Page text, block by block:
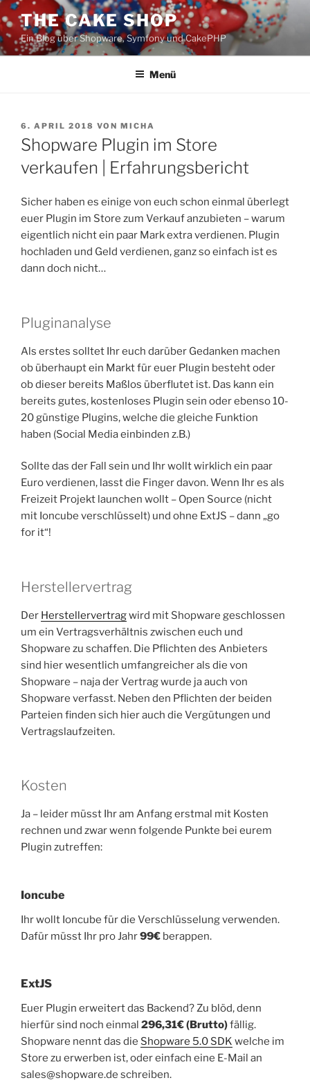
Zum
Inhalt
springen
THE CAKE SHOP
Ein Blog über Shopware, Symfony und CakePHP
Menü
VERÖFFENTLICHT
AM
6. APRIL 2018 VON MICHA
Shopware Plugin im Store
verkaufen | Erfahrungsbericht
Sicher haben es einige von euch schon einmal überlegt
euer Plugin im Store zum Verkauf anzubieten – warum
eigentlich nicht ein paar Mark extra verdienen. Plugin
hochladen und Geld verdienen, ganz so einfach ist es
dann doch nicht…
Pluginanalyse
Als erstes solltet Ihr euch darüber Gedanken machen
ob überhaupt ein Markt für euer Plugin besteht oder
ob dieser bereits Maßlos überflutet ist. Das kann ein
bereits gutes, kostenloses Plugin sein oder ebenso 10-
20 günstige Plugins, welche die gleiche Funktion
haben (Social Media einbinden z.B.)
Sollte das der Fall sein und Ihr wollt wirklich ein paar
Euro verdienen, lasst die Finger davon. Wenn Ihr es als
Freizeit Projekt launchen wollt – Open Source (nicht
mit Ioncube verschlüsselt) und ohne ExtJS – dann „go
for it“!
Herstellervertrag
Der Herstellervertragwird mit Shopware geschlossen
um ein Vertragsverhältnis zwischen euch und
Shopware zu schaffen. Die Pflichten des Anbieters
sind hier wesentlich umfangreicher als die von
Shopware – naja der Vertrag wurde ja auch von
Shopware verfasst. Neben den Pflichten der beiden
Parteien finden sich hier auch die Vergütungen und
Vertragslaufzeiten.
Kosten
Ja – leider müsst Ihr am Anfang erstmal mit Kosten
rechnen und zwar wenn folgende Punkte bei eurem
Plugin zutreffen:
Ioncube
Ihr wollt Ioncube für die Verschlüsselung verwenden.
Dafür müsst Ihr pro Jahr99€ berappen.
ExtJS
Euer Plugin erweitert das Backend? Zu blöd, denn
hierfür sind noch einmal 296,31€ (Brutto)fällig.
Shopware nennt das die Shopware 5.0 SDK welche im
Store zu erwerben ist, oder einfach eine E-Mail an
sales@shopware.de schreiben.